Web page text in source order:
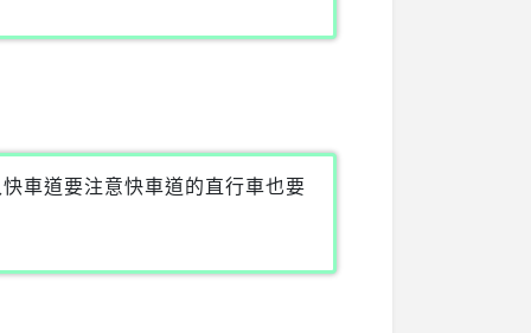
車道要注意快車道的直行車也要